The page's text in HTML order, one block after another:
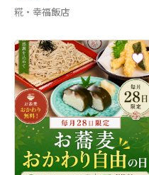
糀・幸福飯店